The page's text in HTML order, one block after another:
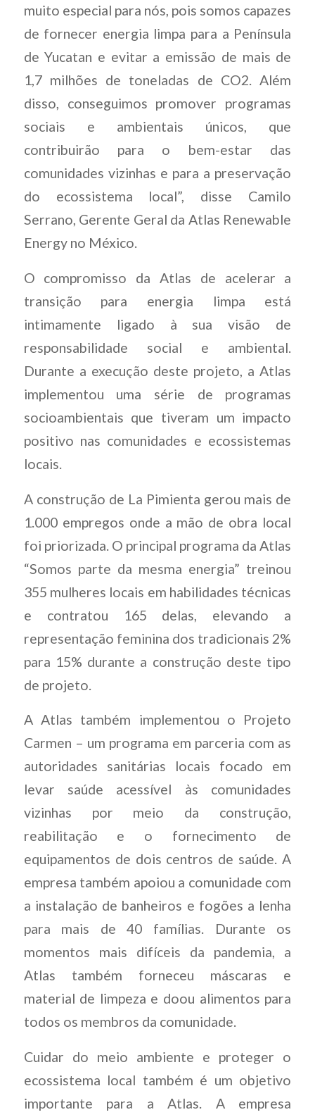
muito especial para nós, pois somos capazes
de fornecer energia limpa para a Península
de Yucatan e evitar a emissão de mais de
1,7 milhões de toneladas de CO2. Além
disso, conseguimos promover programas
sociais e ambientais únicos, que
contribuirão para o bem-estar das
comunidades vizinhas e para a preservação
do ecossistema local”, disse Camilo
Serrano, Gerente Geral da Atlas Renewable
Energy no México.
O compromisso da Atlas de acelerar a
transição para energia limpa está
intimamente ligado à sua visão de
responsabilidade social e ambiental.
Durante a execução deste projeto, a Atlas
implementou uma série de programas
socioambientais que tiveram um impacto
positivo nas comunidades e ecossistemas
locais.
A construção de La Pimienta gerou mais de
1.000 empregos onde a mão de obra local
foi priorizada. O principal programa da Atlas
“Somos parte da mesma energia” treinou
355 mulheres locais em habilidades técnicas
e contratou 165 delas, elevando a
representação feminina dos tradicionais 2%
para 15% durante a construção deste tipo
de projeto.
A Atlas também implementou o Projeto
Carmen – um programa em parceria com as
autoridades sanitárias locais focado em
levar saúde acessível às comunidades
vizinhas por meio da construção,
reabilitação e o fornecimento de
equipamentos de dois centros de saúde. A
empresa também apoiou a comunidade com
a instalação de banheiros e fogões a lenha
para mais de 40 famílias. Durante os
momentos mais difíceis da pandemia, a
Atlas também forneceu máscaras e
material de limpeza e doou alimentos para
todos os membros da comunidade.
Cuidar do meio ambiente e proteger o
ecossistema local também é um objetivo
importante para a Atlas. A empresa